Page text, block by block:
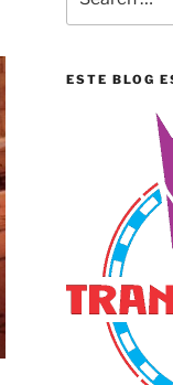
for:
ESTE BLOG